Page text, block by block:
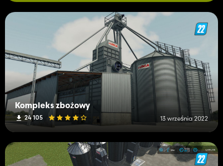
Kompleks zbożowy
24 105 13 września 2022